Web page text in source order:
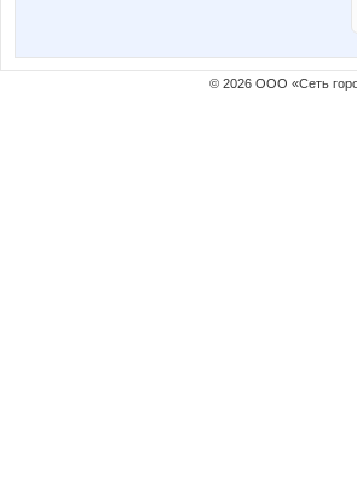
© 2026 ООО «Сеть